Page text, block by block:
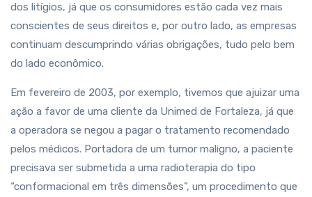
dos litígios, já que os consumidores estão cada vez mais
conscientes de seus direitos e, por outro lado, as empresas
continuam descumprindo várias obrigações, tudo pelo bem
do lado econômico.
Em fevereiro de 2003, por exemplo, tivemos que ajuizar uma
ação a favor de uma cliente da Unimed de Fortaleza, já que
a operadora se negou a pagar o tratamento recomendado
pelos médicos. Portadora de um tumor maligno, a paciente
precisava ser submetida a uma radioterapia do tipo
“conformacional em três dimensões”, um procedimento que